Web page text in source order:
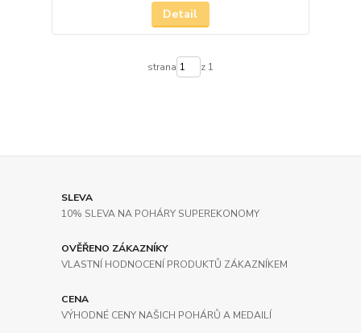
Detail
strana z 1
SLEVA
10% SLEVA NA POHÁRY SUPEREKONOMY
OVĚŘENO ZÁKAZNÍKY
VLASTNÍ HODNOCENÍ PRODUKTŮ ZÁKAZNÍKEM
CENA
VÝHODNÉ CENY NAŠICH POHÁRŮ A MEDAILÍ